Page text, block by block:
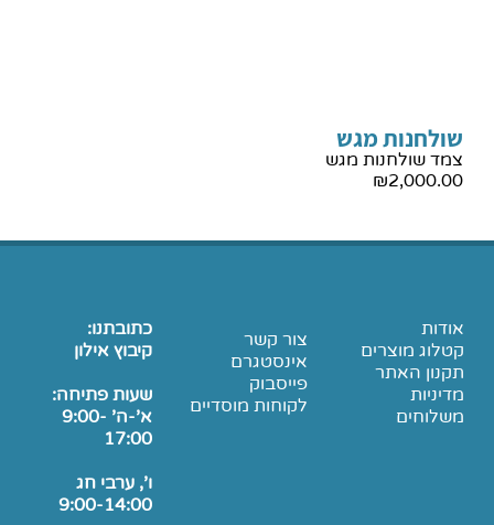
שולחנות מגש
צמד שולחנות מגש
₪2,000.00
אודות
קטלוג מוצרים
תקנון האתר
מדיניות
משלוחים
צור קשר
אינסטגרם
פייסבוק
לקוחות מוסדיים
כתובתנו:
קיבוץ אילון
שעות פתיחה:
א'-ה' 9:00-
17:00
ו', ערבי חג
9:00-14:00